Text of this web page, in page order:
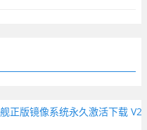
正版镜像系统永久激活下载